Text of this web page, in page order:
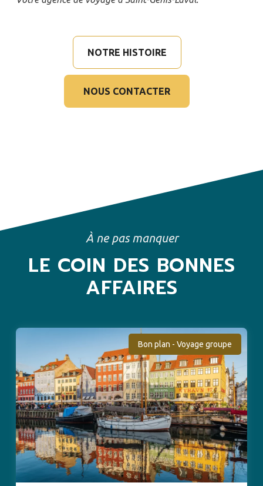
NOTRE HISTOIRE
NOUS CONTACTER
À ne pas manquer
LE COIN DES BONNES
AFFAIRES
Bon plan - Voyage groupe